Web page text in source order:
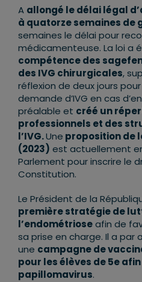
A allongé le délai légal
à quatorze semaines de
semaines le délai pour
médicamenteuse. La loi a
compétence des
des IVG chirurgicales,
réflexion de deux jours
demande d’IVG en cas
préalable et créé un
professionnels et des
l’IVG.Une proposition de
(2023) est actuellement
Parlement pour inscrire le
Constitution.
Le Président de la
première stratégie de
l’endométrioseafin de
sa prise en charge. Il a par
une campagne de
pour les élèves de 5e
papillomavirus.